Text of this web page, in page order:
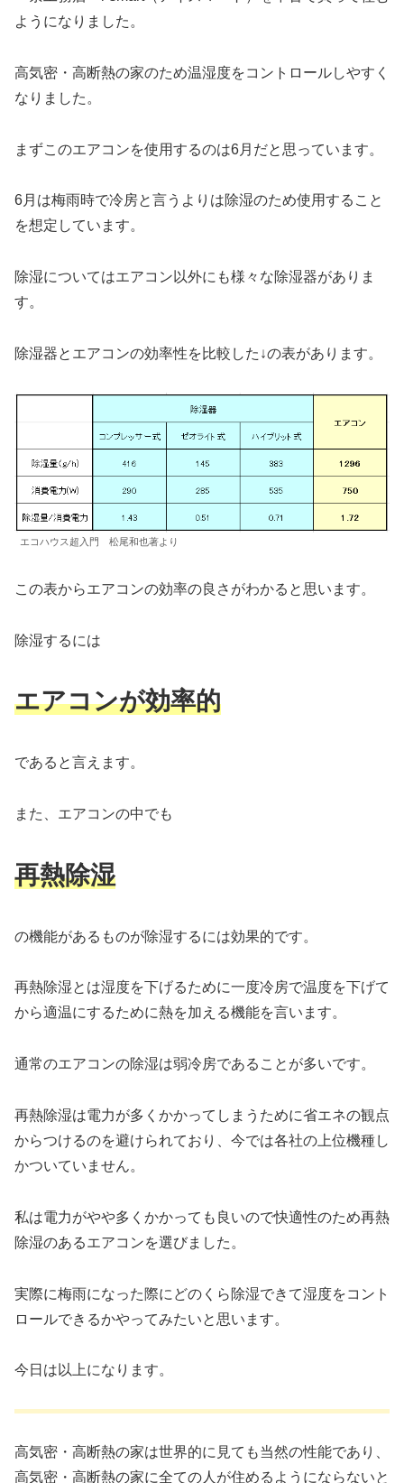
ようになりました。
高気密・高断熱の家のため温湿度をコントロールしやすく
なりました。
まずこのエアコンを使用するのは6月だと思っています。
6月は梅雨時で冷房と言うよりは除湿のため使用すること
を想定しています。
除湿についてはエアコン以外にも様々な除湿器がありま
す。
除湿器とエアコンの効率性を比較した↓の表があります。
エコハウス超入門 松尾和也著より
この表からエアコンの効率の良さがわかると思います。
除湿するには
エアコンが効率的
であると言えます。
また、エアコンの中でも
再熱除湿
の機能があるものが除湿するには効果的です。
再熱除湿とは湿度を下げるために一度冷房で温度を下げて
から適温にするために熱を加える機能を言います。
通常のエアコンの除湿は弱冷房であることが多いです。
再熱除湿は電力が多くかかってしまうために省エネの観点
からつけるのを避けられており、今では各社の上位機種し
かついていません。
私は電力がやや多くかかっても良いので快適性のため再熱
除湿のあるエアコンを選びました。
実際に梅雨になった際にどのくら除湿できて湿度をコント
ロールできるかやってみたいと思います。
今日は以上になります。
高気密・高断熱の家は世界的に見ても当然の性能であり、
高気密・高断熱の家に全ての人が住めるようにならないと